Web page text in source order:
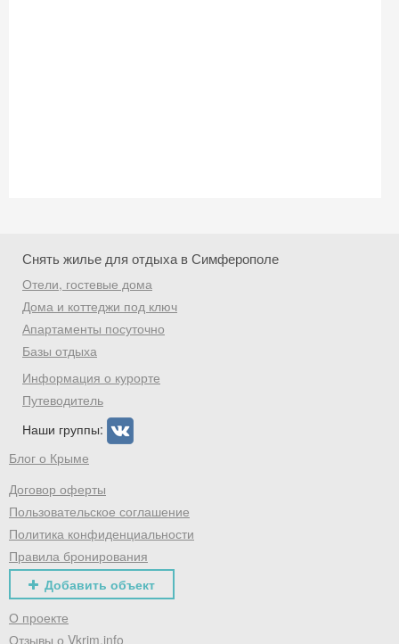
Снять жилье для отдыха в Симферополе
Отели, гостевые дома
Дома и коттеджи под ключ
Апартаменты посуточно
Базы отдыха
Информация о курорте
Путеводитель
Наши группы:
Блог о Крыме
Договор оферты
Пользовательское соглашение
Политика конфиденциальности
Правила бронирования
Добавить объект
О проекте
Отзывы о Vkrim.info